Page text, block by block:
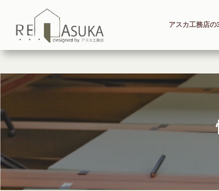
アスカ工務店の